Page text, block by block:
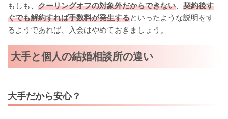
もしも、 クーリングオフの対象外だからできない
契約後す
ぐでも解約すれば手数料が発生するといったような説明をす
るようであれば、入会はやめておきましょう。
大手と個人の結婚相談所の違い
大手だから安心？